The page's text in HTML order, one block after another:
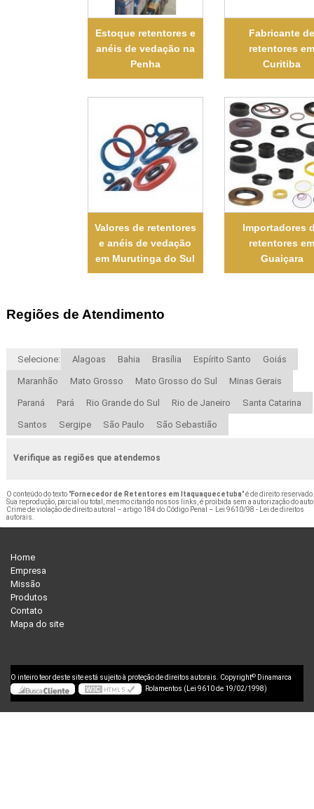
Estoque retentores e
anéis de vedação na
Penha
Fabricante
retentores
Curitiba
Valores de retentores
e anéis de vedação
em Murutinga do Sul
Importadores
retentores
Guaiçara
Regiões de Atendimento
Selecione: Alagoas Bahia Brasília Espírito Santo Goiás
Maranhão Mato Grosso Mato Grosso do Sul Minas Gerais
Paraná Pará Rio Grande do Sul Rio de Janeiro Santa Catarina
Santos Sergipe São Paulo São Sebastião
Verifique as regiões que atendemos
O conteúdo do texto "Fornecedor de Retentores em Itaquaquecetuba" é de direito reservado.
Sua reprodução, parcial ou total, mesmo citando nossos links, é proibida sem a autorização do
Crime de violação de direito autoral – artigo 184 do Código Penal – Lei 9610/98 - Lei de direitos
autorais.
Home
Empresa
Missão
Produtos
Contato
Mapa do site
O inteiro teor deste site está sujeito à proteção de direitos autorais. Copyright© Dinamarca
Rolamentos (Lei 9610 de 19/02/1998)